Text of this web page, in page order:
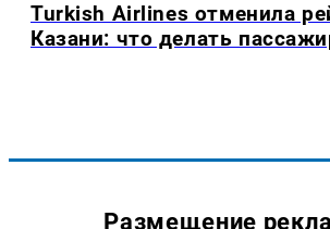
Turkish Airlines отменила
Казани: что делать
Размещение